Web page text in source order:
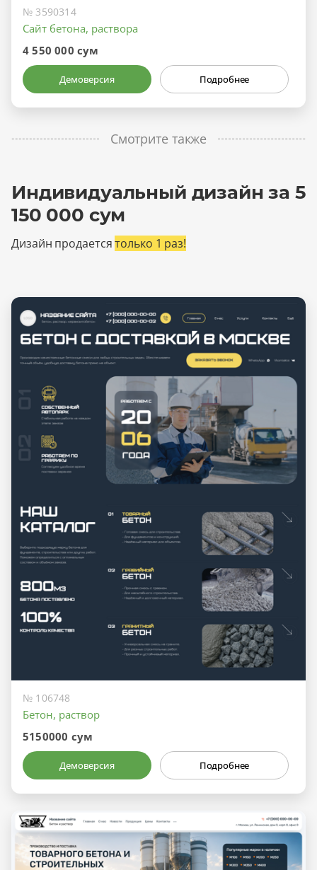
№ 3590314
Сайт бетона, раствора
4 550 000 сум
Демоверсия Подробнее
Смотрите также
Индивидуальный дизайн за 5
150 000 сум
Дизайн продаетсятолько 1 раз!
№ 106748
Бетон, раствор
5150000 сум
Демоверсия Подробнее